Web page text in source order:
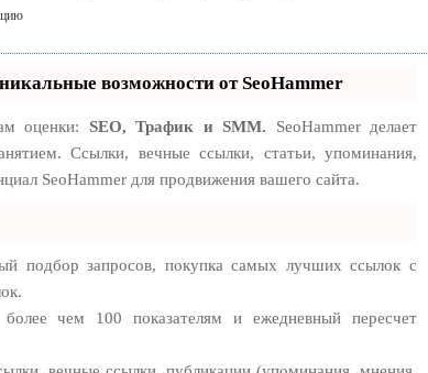
возможности от SeoHammer
оценки: SEO, Трафик и SMM. SeoHammer делает
Ссылки, вечные ссылки, статьи, упоминания,
SeoHammer для продвижения вашего сайта.
подбор запросов, покупка самых лучших ссылок с
чем 100 показателям и ежедневный пересчет